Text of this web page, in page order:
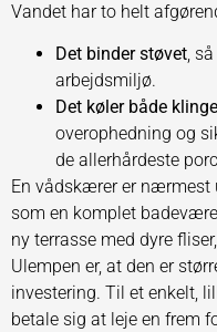
Vandet har to helt
Det binder støvet,
arbejdsmiljø.
Det køler både
overophedning og
de allerhårdeste
En vådskærer er nærmest
som en komplet
ny terrasse med dyre
Ulempen er, at den er
investering. Til et enkelt,
betale sig at leje en frem